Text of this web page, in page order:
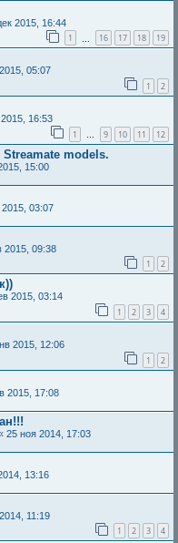
2015, 16:44
1 16 17 18 19
05:07
1 2
16:53
1 … 9 10 11 12
models.
15:00
2015, 03:07
2015, 09:38
1 2
2015, 03:14
1 2 3 4
2015, 12:06
1 2
2015, 17:08
25 ноя 2014, 17:03
13:16
11:19
1 2 3 4